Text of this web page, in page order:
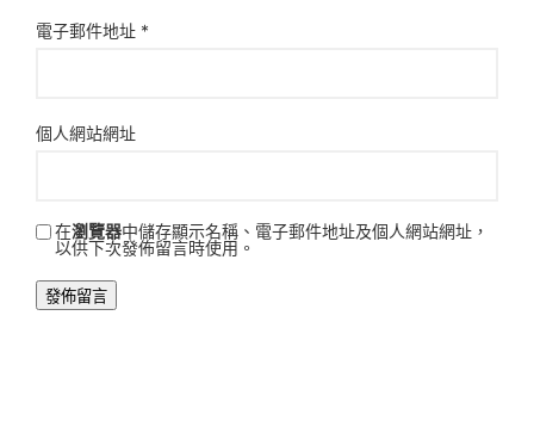
電子郵件地址 *
個人網站網址
在瀏覽器中儲存顯示名稱、電子郵件地址及個人網站網址，
以供下次發佈留言時使用。